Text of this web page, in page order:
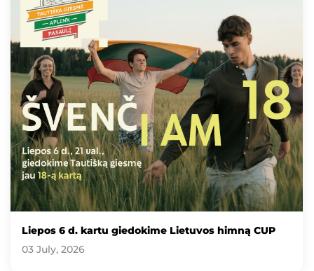
Liepos 6 d. kartu giedokime Lietuvos himną CUP
03 July, 2026